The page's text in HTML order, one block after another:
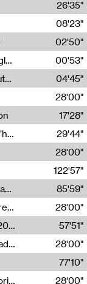
26'35"
08'23"
02'50"
Dans la nuit les nuages - Théo Robine-Langlois
00'53"
Bathi Diabaye - Tambacounda (Pierrick Mouton)
04'45"
28'00"
17'28"
Paysages animés #3 : Prairies – Histoires d’herbes et d’humains
29'44"
28'00"
122'57"
Formule Magique #3 : Selim-a Attalah Chettaoui
85'59"
Radia Show #1103 : “Learning AI How To Dream” by Sebastian Dingens (Radio Campus Bruxelles)
28'00"
LA PYRAMIDE DE BOIS 12 / PRINTEMPS 2026
57'51"
Radia Show #1102 : The Economic Trip / Radio Grenouille
28'00"
77'10"
Radia Show Show #1101 : Embedded Memories by Jimmy Peggie / radioart106
28'00"